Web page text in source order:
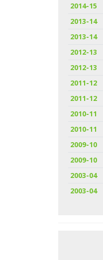
2014-15
2013-14
2013-14
2012-13
2012-13
2011-12
2011-12
2010-11
2010-11
2009-10
2009-10
2003-04
2003-04